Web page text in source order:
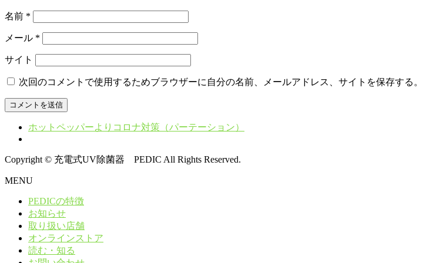
名前 *
メール *
サイト
次回のコメントで使用するためブラウザーに自分の名前、メールアドレス、サイトを保存する。
ホットペッパーよりコロナ対策（パーテーション）
Copyright © 充電式UV除菌器 PEDIC All Rights Reserved.
MENU
PEDICの特徴
お知らせ
取り扱い店舗
オンラインストア
読む・知る